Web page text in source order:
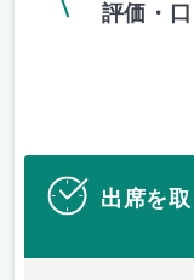
評価・
出席を